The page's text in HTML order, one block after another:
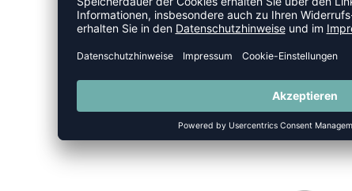
UVP 24,95 € |19,96 €